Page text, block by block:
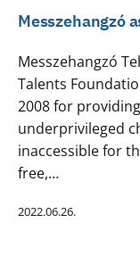
Messzehangzó
Messzehangzó
Talents
2008 for
underprivileged
inaccessible for
free,…
2022.06.26.